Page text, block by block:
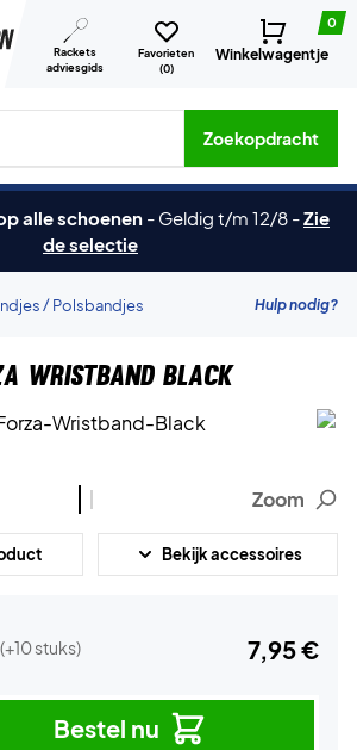
Rackets
adviesgids
Favorieten
(0)
0
Winkelwagentje
producten, merken etc.
Zoekopdracht
alle schoenen - Geldig t/m 12/8 -Zie
de selectie
/ Polsbandjes Hulp nodig?
Wristband Black
Zoom
Bekijk accessoires
(+10 stuks) 7,95 €
Bestel nu